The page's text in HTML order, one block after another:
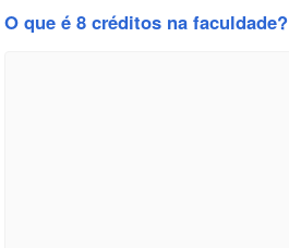
O que é 8 créditos na faculdade?